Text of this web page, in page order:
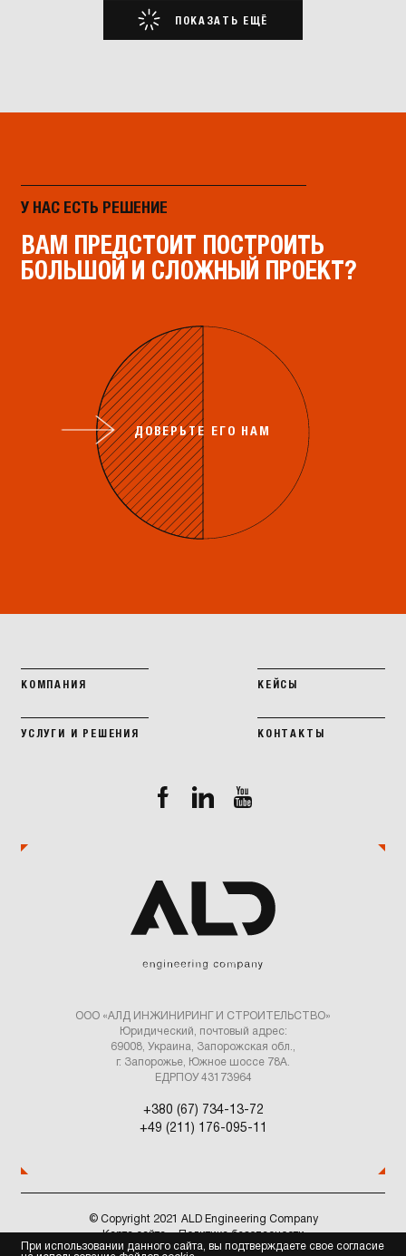
ПОКАЗАТЬ ЕЩЁ
У НАС ЕСТЬ РЕШЕНИЕ
ВАМ ПРЕДСТОИТ ПОСТРОИТЬ
БОЛЬШОЙ И СЛОЖНЫЙ ПРОЕКТ?
ДОВЕРЬТЕ ЕГО НАМ
КОМПАНИЯ
УСЛУГИ И РЕШЕНИЯ
КЕЙСЫ
КОНТАКТЫ
ООО «АЛД ИНЖИНИРИНГ И СТРОИТЕЛЬСТВО»
Юридический, почтовый адрес:
69008, Украина, Запорожская обл.,
г. Запорожье, Южное шоссе 78А.
ЕДРПОУ 43173964
+380 (67) 734-13-72
+49 (211) 176-095-11
© Copyright 2021 ALD Engineering Company
Карта сайта
Политика безопасности
При использовании данного сайта, вы подтверждаете свое согласие